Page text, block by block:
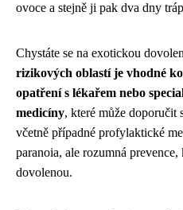
ovoce a stejně ji pak dva dny
Chystáte se na exotickou
rizikových oblastí je vhodné
opatření s lékařem nebo
medicíny, které může doporučit
včetně případné profylaktické
paranoia, ale rozumná
dovolenou.